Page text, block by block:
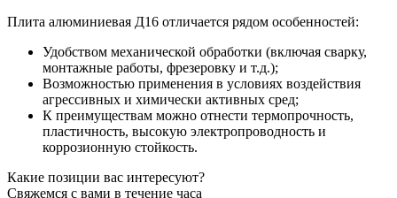
Плита алюминиевая Д16 отличается рядом особенностей:
Удобством механической обработки (включая сварку,
монтажные работы, фрезеровку и т.д.);
Возможностью применения в условиях воздействия
агрессивных и химически активных сред;
К преимуществам можно отнести термопрочность,
пластичность, высокую электропроводность и
коррозионную стойкость.
Какие позиции вас интересуют?
Свяжемся с вами в течение часа